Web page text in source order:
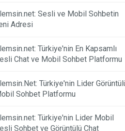
Sesli ve Mobil Sohbetin
Adresi
Türkiye'nin En Kapsamlı
Chat ve Mobil Sohbet Platformu
Türkiye'nin Lider
Sohbet Platformu
Türkiye'nin Lider Mobil
Sohbet ve Görüntülü Chat